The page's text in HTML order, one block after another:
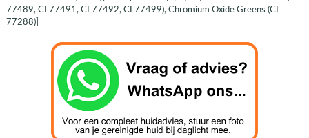
77489, CI 77491, CI 77492, CI 77499), Chromium Oxide Greens (CI
77288)]